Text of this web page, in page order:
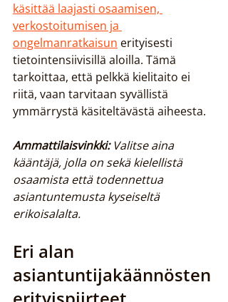
käsittää laajasti osaamisen,
verkostoitumisen ja
ongelmanratkaisun erityisesti
tietointensiivisillä aloilla. Tämä
tarkoittaa, että pelkkä kielitaito ei
riitä, vaan tarvitaan syvällistä
ymmärrystä käsiteltävästä aiheesta.
Ammattilaisvinkki: Valitse aina
kääntäjä, jolla on sekä kielellistä
osaamista että todennettua
asiantuntemusta kyseiseltä
erikoisalalta.
Eri alan
asiantuntijakäännösten